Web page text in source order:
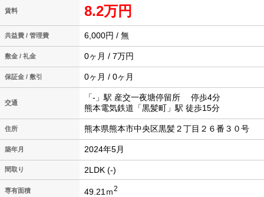
賃料 8.2万円
共益費 / 管理費 6,000円 / 無
敷金 / 礼金 0ヶ月 / 7万円
保証金 / 敷引 0ヶ月 / 0ヶ月
交通
「-」駅 産交一夜塘停留所 停歩4分
熊本電気鉄道「黒髪町」駅 徒歩15分
住所 熊本県熊本市中央区黒髪２丁目２６番３０号
築年月 2024年5月
間取り 2LDK (-)
専有面積 49.21ｍ2